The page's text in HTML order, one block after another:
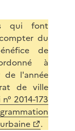
qui font
du
de
à
l'année
de ville
2014-173
.